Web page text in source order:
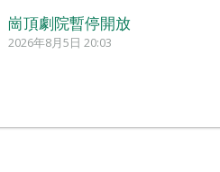
崗頂劇院暫停開放
2026年8月5日 20:03